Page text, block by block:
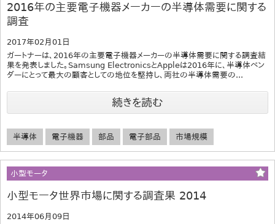
2016年の主要電子機器メーカーの半導体需要に関する
調査
2017年02月01日
ガートナーは、2016年の主要電子機器メーカーの半導体需要に関する調査結
果を発表しました。Samsung ElectronicsとAppleは2016年に、半導体ベン
ダーにとって最大の顧客としての地位を堅持し、両社の半導体需要の...
続きを読む
半導体 電子機器 部品 電子部品 市場規模
小型モータ
小型モータ世界市場に関する調査果 2014
2014年06月09日